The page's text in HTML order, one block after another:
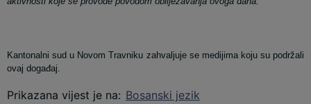
Kantonalni sud u Novom Travniku zahvaljuje se medijima koju su podržali
ovaj događaj.
Prikazana vijest je na: Bosanski jezik